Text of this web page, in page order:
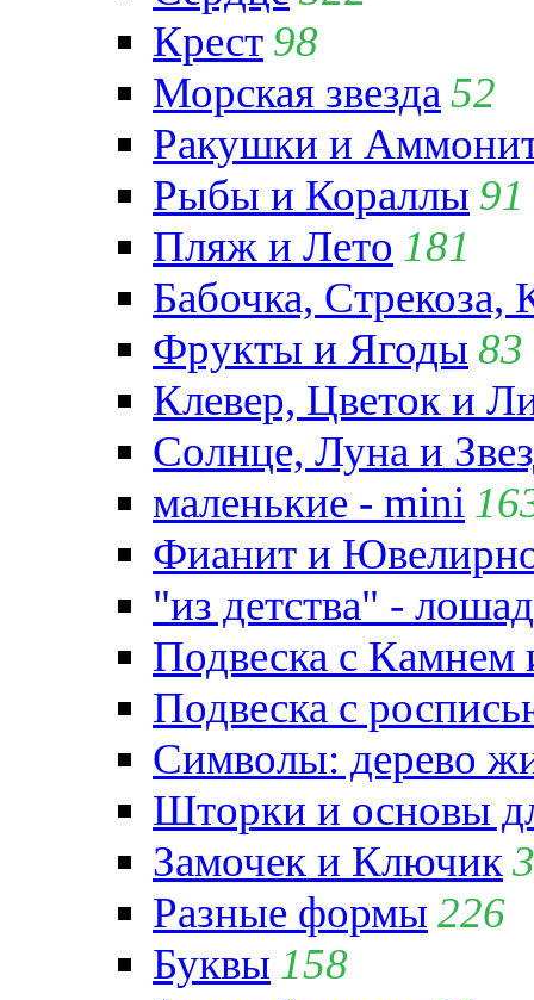
Крест 98
Морская звезда 52
Ракушки и
Рыбы и Кораллы 91
Пляж и Лето 181
Бабочка,
Фрукты и Ягоды 83
Клевер, Цветок и
Солнце, Луна и
маленькие - mini
Фианит и
"из детства" -
Подвеска с
Подвеска с
Символы: дерево
Шторки и основы
Замочек и Ключик
Разные формы 226
Буквы 158